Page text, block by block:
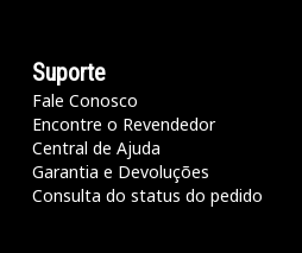
Suporte
Fale Conosco
Encontre o Revendedor
Central de Ajuda
Garantia e Devoluções
Consulta do status do pedido